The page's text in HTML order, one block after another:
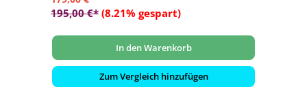
195,00 €* (8.21% gespart)
In den Warenkorb
Zum Vergleich hinzufügen